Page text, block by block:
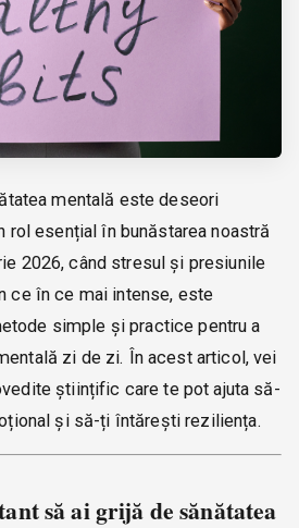
mentală este deseori
rol esențial în bunăstarea noastră
2026, când stresul și presiunile
ce în ce mai intense, este
simple și practice pentru a
zi de zi. În acest articol, vei
științific care te pot ajuta să-
și să-ți întărești reziliența.
să ai grijă de sănătatea